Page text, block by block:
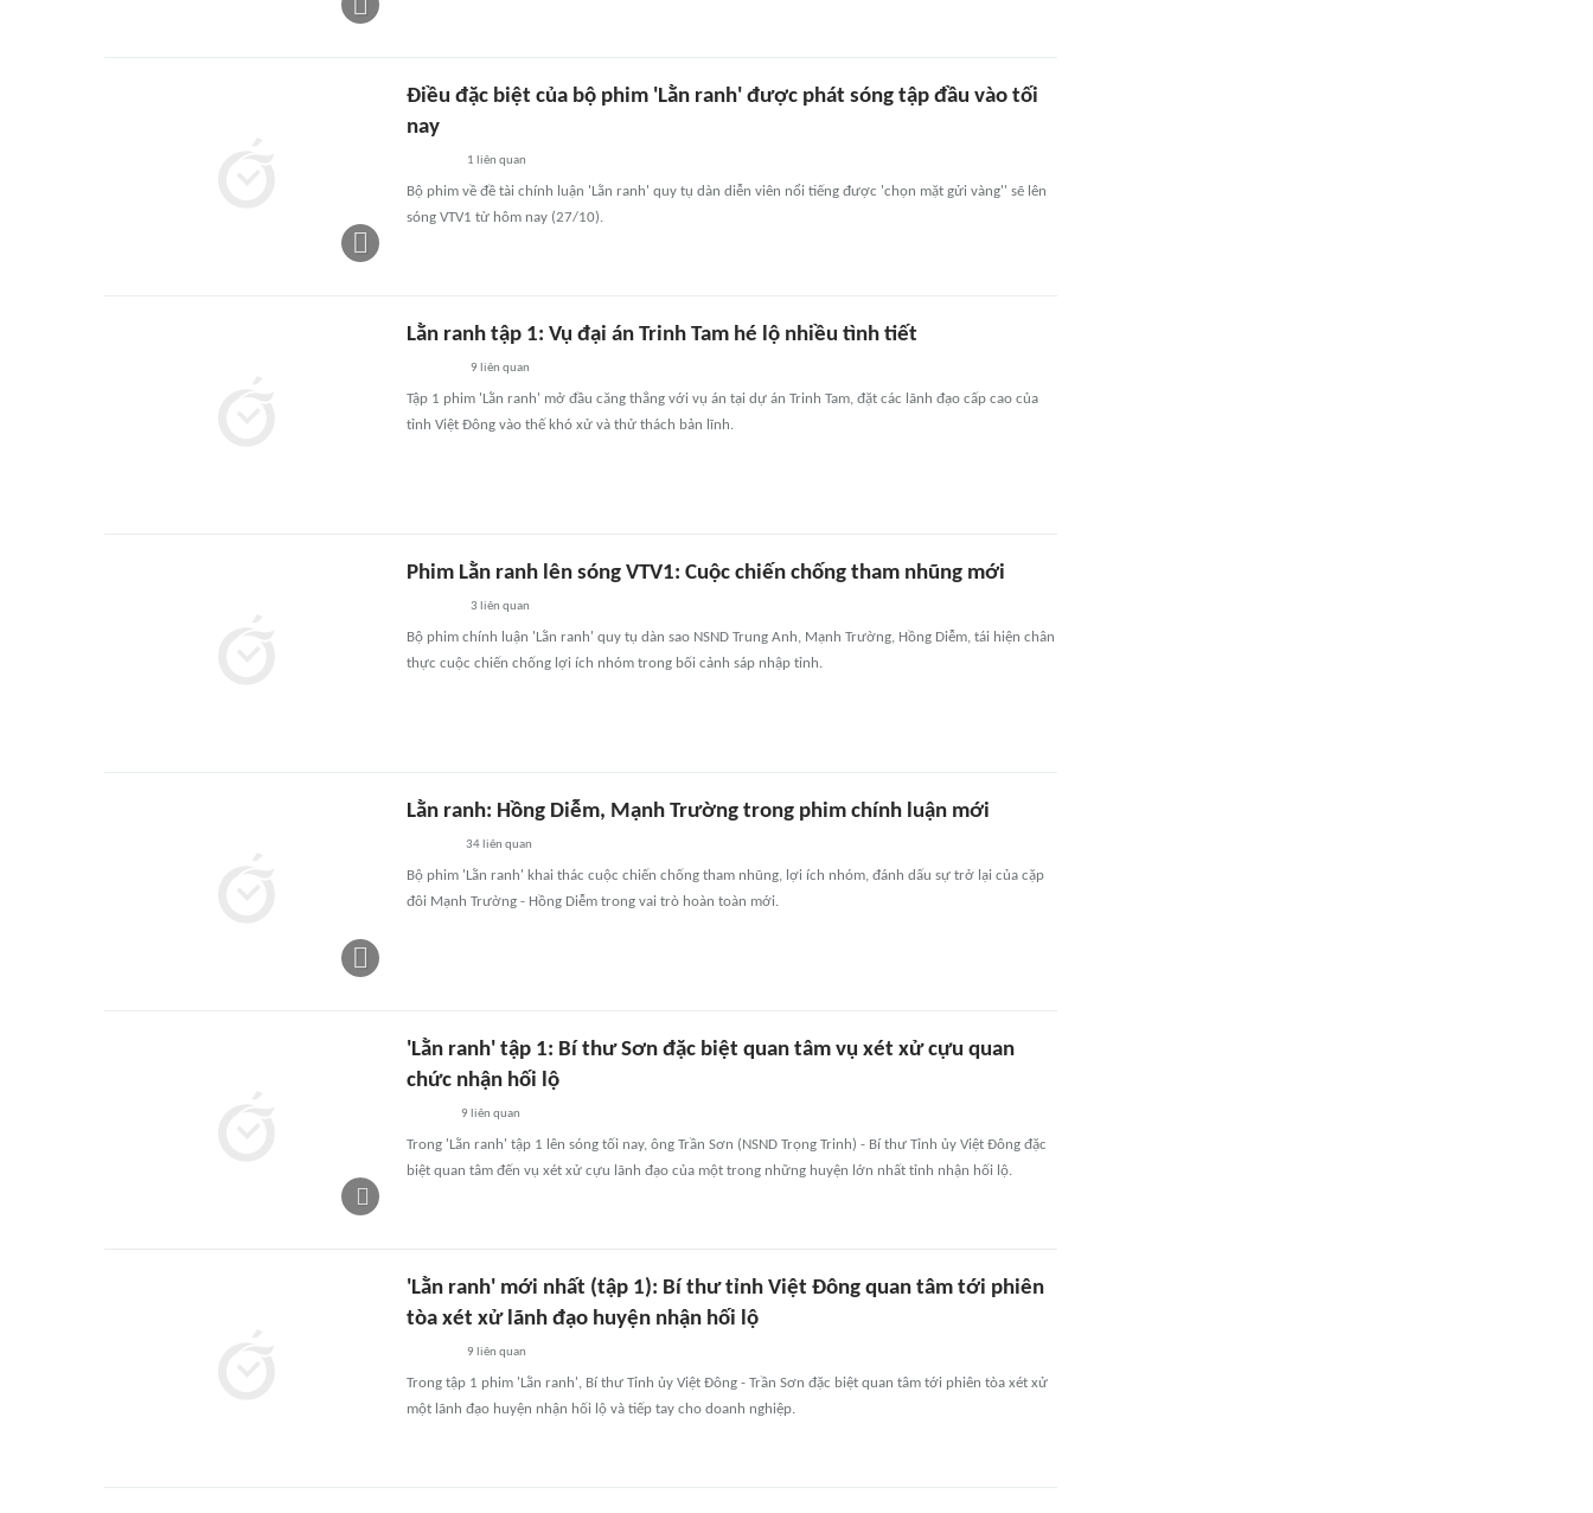
Điều đặc biệt của bộ phim 'Lằn ranh' được phát sóng tập đầu vào tối
nay
1 liên quan
Bộ phim về đề tài chính luận 'Lằn ranh' quy tụ dàn diễn viên nổi tiếng được 'chọn mặt gửi vàng'' sẽ lên
sóng VTV1 từ hôm nay (27/10).
Lằn ranh tập 1: Vụ đại án Trinh Tam hé lộ nhiều tình tiết
9 liên quan
Tập 1 phim 'Lằn ranh' mở đầu căng thẳng với vụ án tại dự án Trinh Tam, đặt các lãnh đạo cấp cao của
tỉnh Việt Đông vào thế khó xử và thử thách bản lĩnh.
Phim Lằn ranh lên sóng VTV1: Cuộc chiến chống tham nhũng mới
3 liên quan
Bộ phim chính luận 'Lằn ranh' quy tụ dàn sao NSND Trung Anh, Mạnh Trường, Hồng Diễm, tái hiện chân
thực cuộc chiến chống lợi ích nhóm trong bối cảnh sáp nhập tỉnh.
Lằn ranh: Hồng Diễm, Mạnh Trường trong phim chính luận mới
34liên quan
Bộ phim 'Lằn ranh' khai thác cuộc chiến chống tham nhũng, lợi ích nhóm, đánh dấu sự trở lại của cặp
đôi Mạnh Trường - Hồng Diễm trong vai trò hoàn toàn mới.
'Lằn ranh' tập 1: Bí thư Sơn đặc biệt quan tâm vụ xét xử cựu quan
chức nhận hối lộ
9 liên quan
Trong 'Lằn ranh' tập 1 lên sóng tối nay, ông Trần Sơn (NSND Trọng Trinh) - Bí thư Tỉnh ủy Việt Đông đặc
biệt quan tâm đến vụ xét xử cựu lãnh đạo của một trong những huyện lớn nhất tỉnh nhận hối lộ.
'Lằn ranh' mới nhất (tập 1): Bí thư tỉnh Việt Đông quan tâm tới phiên
tòa xét xử lãnh đạo huyện nhận hối lộ
9 liên quan
Trong tập 1 phim 'Lằn ranh', Bí thư Tỉnh ủy Việt Đông - Trần Sơn đặc biệt quan tâm tới phiên tòa xét xử
một lãnh đạo huyện nhận hối lộ và tiếp tay cho doanh nghiệp.